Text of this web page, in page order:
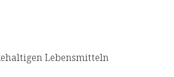
Lebensmitteln